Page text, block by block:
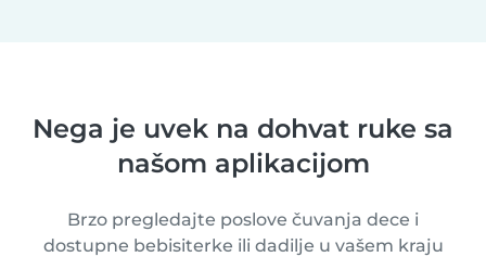
Nega je uvek na dohvat ruke sa
našom aplikacijom
Brzo pregledajte poslove čuvanja dece i
dostupne bebisiterke ili dadilje u vašem kraju